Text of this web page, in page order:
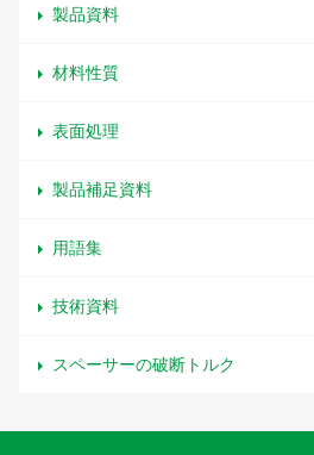
製品資料
材料性質
表面処理
製品補足資料
用語集
技術資料
スペーサーの破断トルク